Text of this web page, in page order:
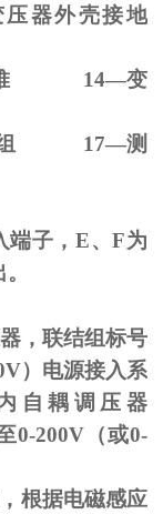
器外壳接地
堆 14—变
组 17—测
端子，E、F为
，联结组标号
）电源接入系
自耦调压器
0-200V（或0-
根据电磁感应